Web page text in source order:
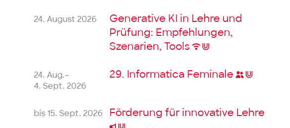
24. August 2026
Generative KI in Lehre und
Prüfung: Empfehlungen,
Szenarien, Tools
24. Aug.–
4. Sept. 2026
29. Informatica Feminale
bis 15. Sept. 2026 Förderung für innovative Lehre